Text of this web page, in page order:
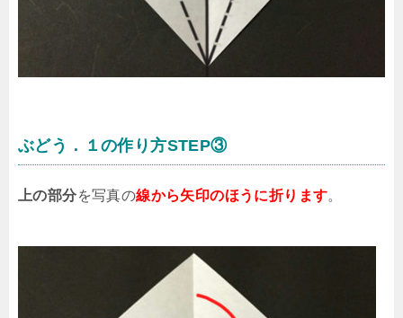
ぶどう．１の作り方STEP③
上の部分を写真の線から矢印のほうに折ります。